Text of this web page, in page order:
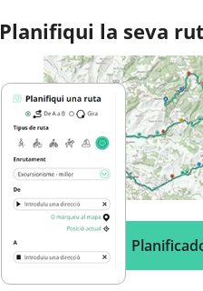
Planifiqui la seva